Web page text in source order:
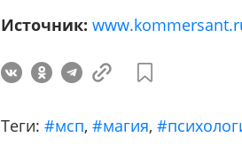
Источник:
Теги: #мсп,#магия,